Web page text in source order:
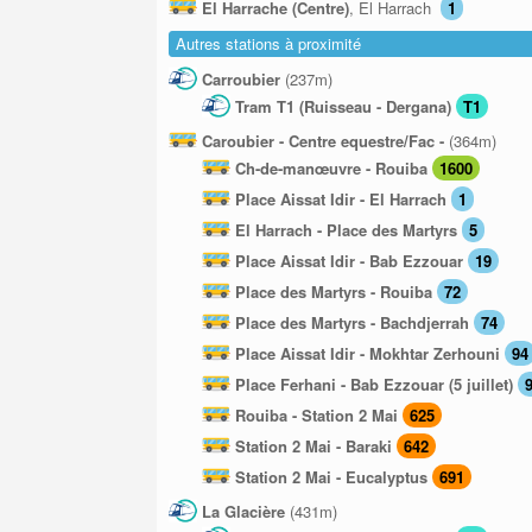
El Harrache (Centre), El Harrach
1
Autres stations à proximité
Carroubier (237m)
Tram T1 (Ruisseau - Dergana) T1
Caroubier - Centre equestre/Fac - (364m)
Ch-de-manœuvre - Rouiba 1600
Place Aissat Idir - El Harrach 1
El Harrach - Place des Martyrs 5
Place Aissat Idir - Bab Ezzouar 19
Place des Martyrs - Rouiba 72
Place des Martyrs - Bachdjerrah 74
Place Aissat Idir - Mokhtar Zerhouni 94
Place Ferhani - Bab Ezzouar (5 juillet)
Rouiba - Station 2 Mai 625
Station 2 Mai - Baraki 642
Station 2 Mai - Eucalyptus 691
La Glacière (431m)